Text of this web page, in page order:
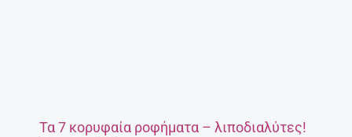
Τα 7 κορυφαία ροφήματα – λιποδιαλύτες!